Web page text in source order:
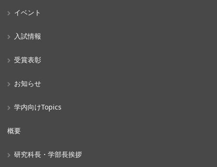
イベント
入試情報
受賞表彰
お知らせ
学内向けTopics
概要
研究科長・学部長挨拶